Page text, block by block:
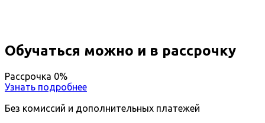
Обучаться можно и в рассрочку
Рассрочка 0%
Узнать подробнее
Без комиссий и дополнительных платежей